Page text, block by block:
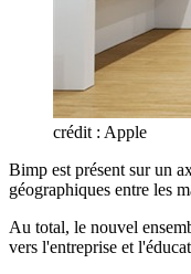
crédit : Apple
Bimp est présent sur un
géographiques entre les
Au total, le nouvel
vers l'entreprise et